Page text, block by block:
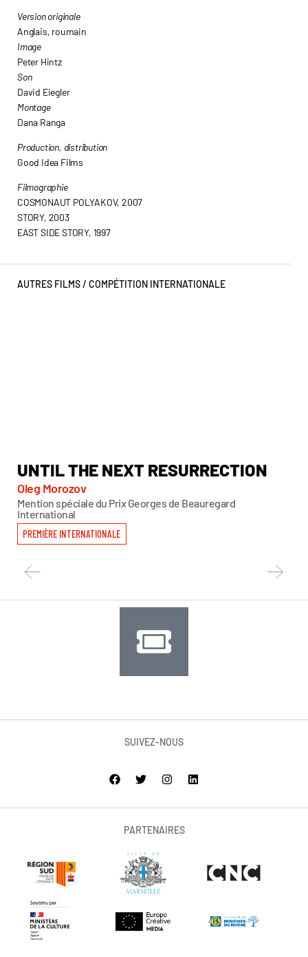
Version originale
Anglais, roumain
Image
Peter Hintz
Son
David Eiegler
Montage
Dana Ranga
Production, distribution
Good Idea Films
Filmographie
COSMONAUT POLYAKOV, 2007
STORY, 2003
EAST SIDE STORY, 1997
AUTRES FILMS / COMPÉTITION INTERNATIONALE
UNTIL THE NEXT RESURRECTION
Oleg Morozov
Mention spéciale du Prix Georges de Beauregard
International
PREMIÈRE INTERNATIONALE
SUIVEZ-NOUS
PARTENAIRES